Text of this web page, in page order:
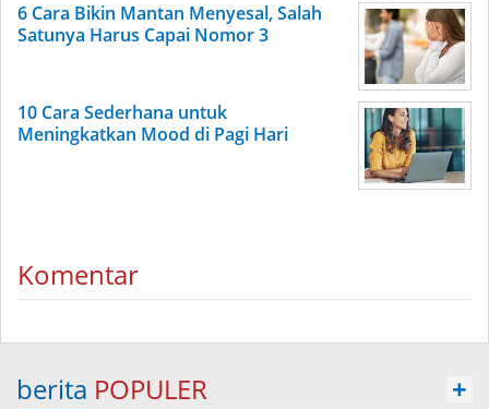
6 Cara Bikin Mantan Menyesal, Salah
Satunya Harus Capai Nomor 3
10 Cara Sederhana untuk
Meningkatkan Mood di Pagi Hari
Komentar
berita POPULER +